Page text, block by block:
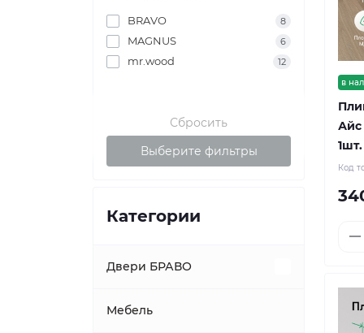
BRAVO 8
MAGNUS 6
mr.wood 12
Сбросить
Выберите фильтры
Категории
Двери БРАВО
Межкомнатные двери
Мебель
в
Айс
1шт.
Код